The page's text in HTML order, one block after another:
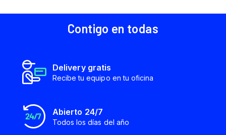
Contigo en todas
Delivery gratis
Recibe tu equipo en tu oficina
Abierto 24/7
Todos los días del año